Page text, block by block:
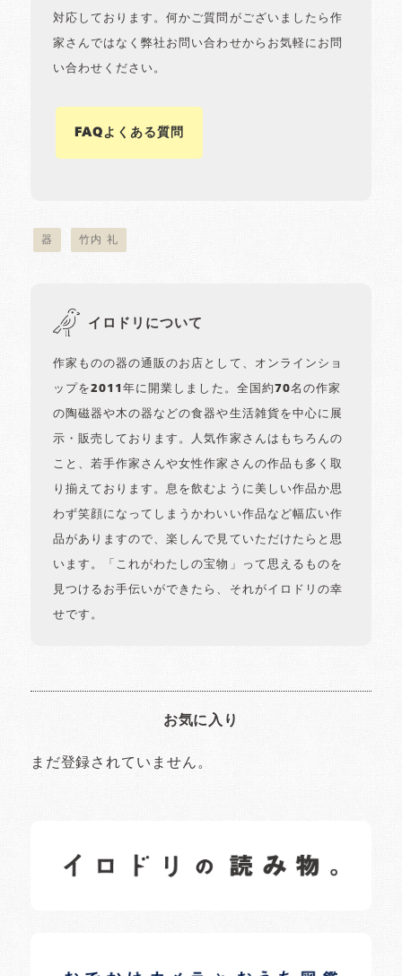
対応しております。何かご質問がございましたら作
家さんではなく弊社お問い合わせからお気軽にお問
い合わせください。
FAQよくある質問
器 竹内 礼
イロドリについて
作家ものの器の通販のお店として、オンラインショ
ップを2011年に開業しました。全国約70名の作家
の陶磁器や木の器などの食器や生活雑貨を中心に展
示・販売しております。人気作家さんはもちろんの
こと、若手作家さんや女性作家さんの作品も多く取
り揃えております。息を飲むように美しい作品か思
わず笑顔になってしまうかわいい作品など幅広い作
品がありますので、楽しんで見ていただけたらと思
います。「これがわたしの宝物」って思えるものを
見つけるお手伝いができたら、それがイロドリの幸
せです。
お気に入り
まだ登録されていません。
日常の様子など随時更新中です。
日常の様子など随時更新中です。